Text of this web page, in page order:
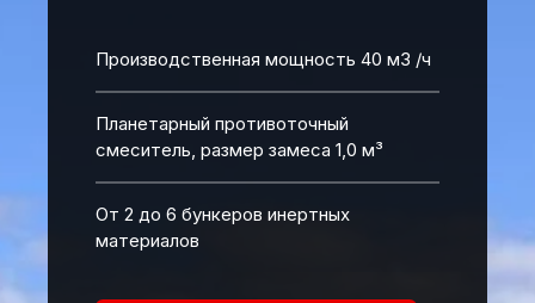
Производственная мощность 40 м3 /ч
Планетарный противоточный
смеситель, размер замеса 1,0 м³
От 2 до 6 бункеров инертных
материалов